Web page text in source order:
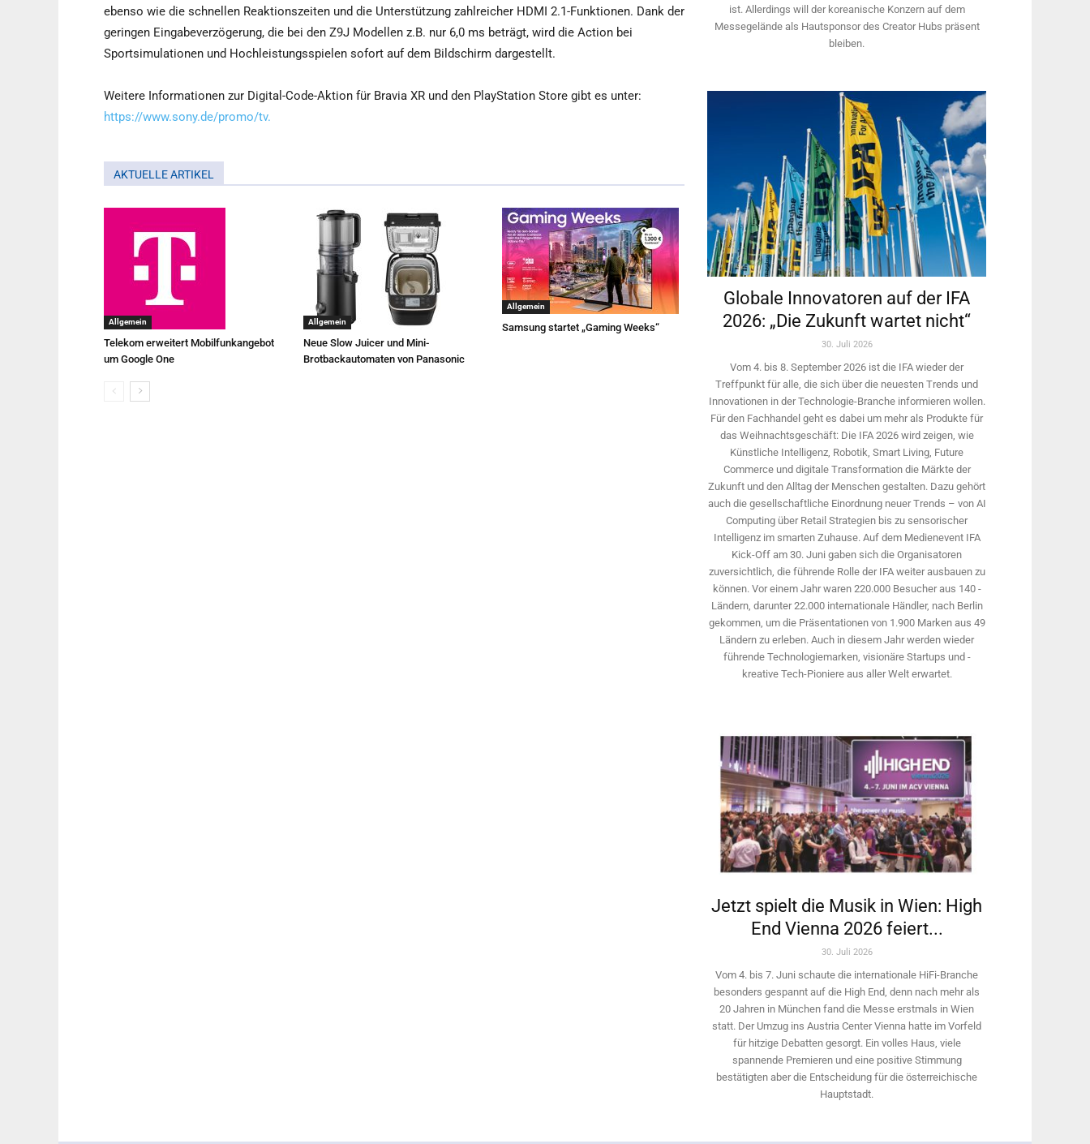
ebenso wie die schnellen Reaktionszeiten und die Unterstützung zahlreicher HDMI 2.1-Funktionen. Dank der
geringen Eingabeverzögerung, die bei den Z9J Modellen z.B. nur 6,0 ms beträgt, wird die Action bei
Sportsimulationen und Hochleistungsspielen sofort auf dem Bildschirm dargestellt.
Weitere Informationen zur Digital-Code-Aktion für Bravia XR und den PlayStation Store gibt es unter:
https://www.sony.de/promo/tv.
AKTUELLE ARTIKEL
Allgemein
Telekom erweitert Mobilfunkangebot
um Google One
Allgemein
Neue Slow Juicer und Mini-
Brotbackautomaten von Panasonic
Allgemein
Samsung startet „Gaming Weeks“
ist. Allerdings will ­der koreanische Konzern auf dem
Messegelände als Hautsponsor des Creator Hubs präsent
bleiben.
Globale Innovatoren auf der IFA
2026: „Die Zukunft wartet nicht“
30. Juli 2026
Vom 4. bis 8. September 2026 ist die IFA wieder der
Treffpunkt für alle, die sich über die neuesten Trends und
Innovationen in der Technologie-­Branche informieren wollen.
Für den Fachhandel geht es dabei um mehr als Produkte für
das Weihnachtsgeschäft: Die IFA 2026 wird ­zeigen, wie
Künstliche Intelligenz, Robotik, Smart Living, Future
Commerce und digitale Trans­formation die Märkte der
Zukunft und den Alltag der Menschen gestalten. Dazu gehört
auch die gesellschaftliche Einordnung neuer Trends – von AI
Computing über Retail Strategien bis zu sensorischer
Intelligenz im smarten Zuhause. Auf dem Medien­event IFA
Kick-Off am 30. Juni gaben sich die Organisatoren
zuversichtlich, die führende Rolle der IFA weiter ausbauen zu
können. Vor einem Jahr ­waren 220.000 Besucher aus 140 ­
Ländern, ­darunter 22.000 internationale Händler, nach Berlin
gekommen, um die Präsen­tationen von 1.900 Marken aus 49
Ländern zu erleben. Auch in diesem Jahr werden wieder
führende Technologiemarken, visionäre Startups und ­
kreative Tech-Pioniere aus aller Welt erwartet.
Jetzt spielt die Musik in Wien: High
End Vienna 2026 feiert...
30. Juli 2026
Vom 4. bis 7. Juni schaute die internationale HiFi-Branche
besonders gespannt auf die High End, denn nach mehr als
20 Jahren in München fand die Messe erstmals in Wien
statt. Der Umzug ins Austria Center Vienna hatte im Vorfeld
für hitzige Debatten gesorgt. Ein volles Haus, viele
spannende Premieren und eine positive Stimmung
bestätigten aber die Entscheidung für die österreichische
Hauptstadt.